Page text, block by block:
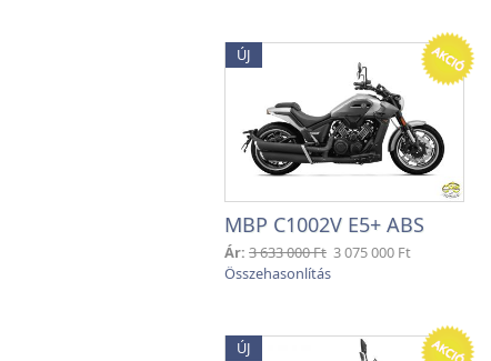
ÚJ
MBP C1002V E5+ ABS
Ár: 3 633 000 Ft 3 075 000 Ft
ÚJ